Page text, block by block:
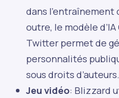
dans l'entraînement
outre, le modèle
Twitter permet de
personnalités
sous droits d’auteurs.
Jeu vidéo: Blizzard